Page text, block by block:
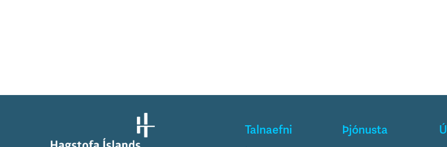
Talnaefni Þjónusta